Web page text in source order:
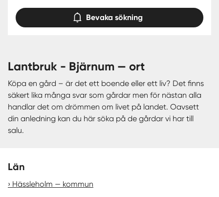
Bevaka sökning
lantbruk - Bjärnum — ort
Köpa en gård – är det ett boende eller ett liv? Det finns
säkert lika många svar som gårdar men för nästan alla
handlar det om drömmen om livet på landet. Oavsett
din anledning kan du här söka på de gårdar vi har till
salu.
Län
Hässleholm — kommun